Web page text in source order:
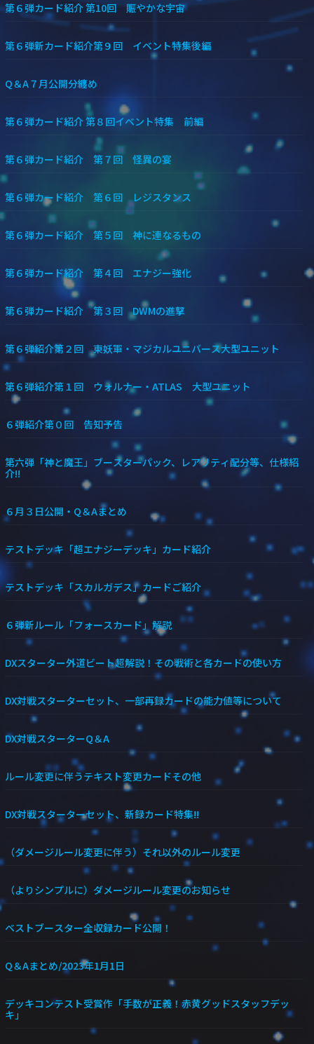
第６弾カード紹介 第10回 賑やかな宇宙
第６弾新カード紹介第９回 イベント特集後編
Q＆A７月公開分纏め
第６弾カード紹介 第８回イベント特集 前編
第６弾カード紹介 第７回 怪異の宴
第６弾カード紹介 第６回 レジスタンス
第６弾カード紹介 第５回 神に連なるもの
第６弾カード紹介 第４回 エナジー強化
第６弾カード紹介 第３回 DWMの進撃
第６弾紹介第２回 東妖軍・マジカルユニバース大型ユニット
第６弾紹介第１回 ウォルナー・ATLAS 大型ユニット
６弾紹介第０回 告知予告
第六弾「神と魔王」ブースターパック、レアリティ配分等、仕様紹
介!!
６月３日公開・Q＆Aまとめ
テストデッキ「超エナジーデッキ」カード紹介
テストデッキ「スカルガデス」カードご紹介
６弾新ルール「フォースカード」解説
DXスターター外道ビート超解説！その戦術と各カードの使い方
DX対戦スターターセット、一部再録カードの能力値等について
DX対戦スターターQ＆A
ルール変更に伴うテキスト変更カードその他
DX対戦スターターセット、新録カード特集!!
（ダメージルール変更に伴う）それ以外のルール変更
（よりシンプルに）ダメージルール変更のお知らせ
ベストブースター全収録カード公開！
Q＆Aまとめ/2023年1月1日
デッキコンテスト受賞作「手数が正義！赤黄グッドスタッフデッ
キ」